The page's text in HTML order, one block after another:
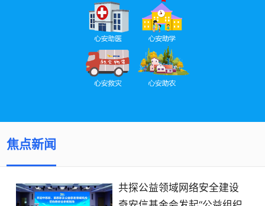
焦点新闻
共探公益领域网络安全建设